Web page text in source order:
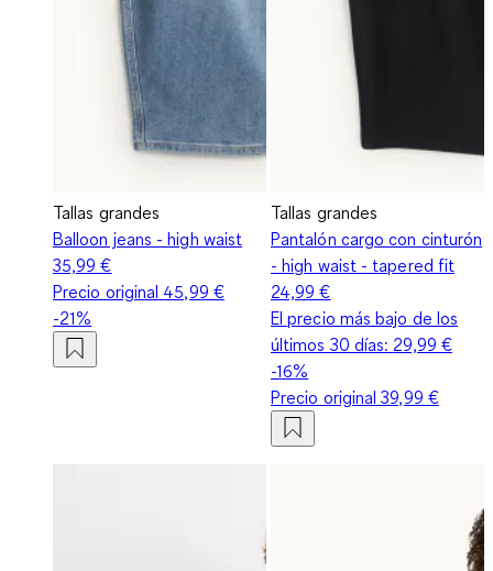
Tallas grandes
Balloon jeans - high waist
35,99 €
Precio original 45,99 €
-21%
Tallas grandes
Pantalón cargo con cinturón
- high waist - tapered fit
24,99 €
El precio más bajo de los
últimos 30 días: 29,99 €
-16%
Precio original39,99 €